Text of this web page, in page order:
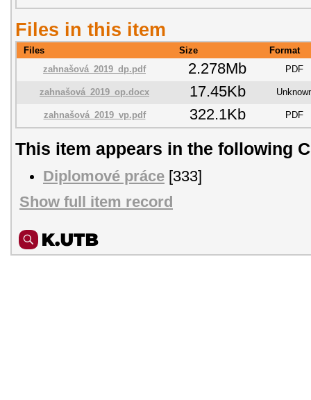
Files in this item
Files Size
Format
zahnašová_2019_dp.pdf
2.278Mb PDF
zahnašová_2019_op.docx 17.45Kb
zahnašová_2019_vp.pdf 322.1Kb PDF
This item appears in the following
Diplomové práce [333]
Show full item record